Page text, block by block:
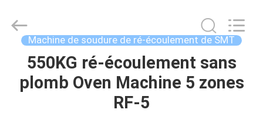
MAISON
2026
UNIQUE
AUTOMATION
LIMITED.
Machine de soudure de ré-écoulement de SMT
550KG ré-écoulement sans
plomb Oven Machine 5 zones
RF-5